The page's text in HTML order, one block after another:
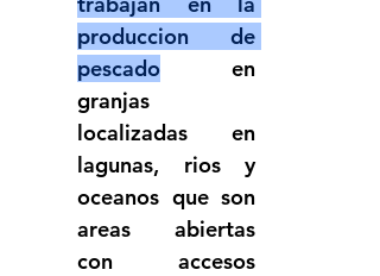
produccion de
pescado en
granjas
localizadas en
lagunas, rios y
oceanos que son
areas abiertas
con accesos